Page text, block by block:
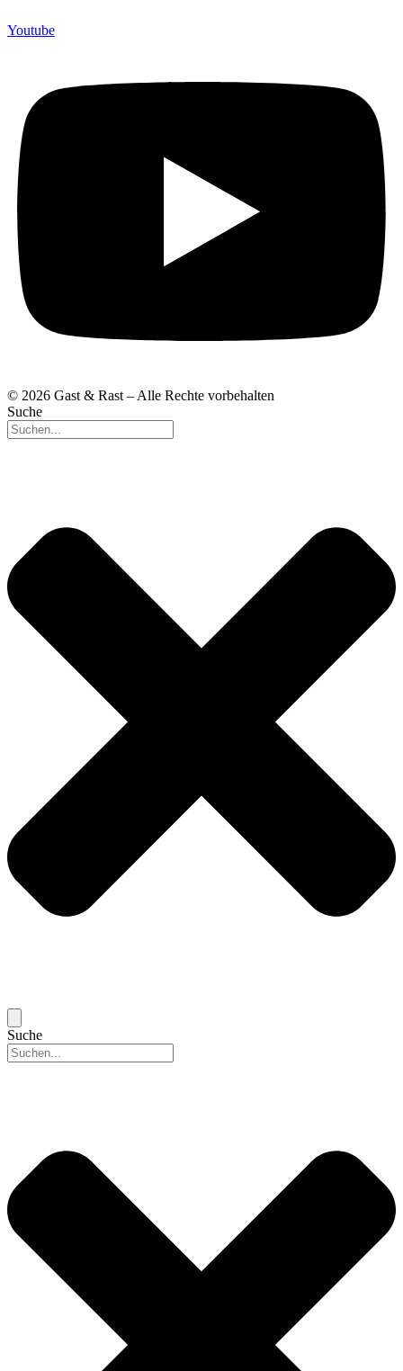
Youtube
© 2026 Gast & Rast – Alle Rechte vorbehalten
Suche
Suche